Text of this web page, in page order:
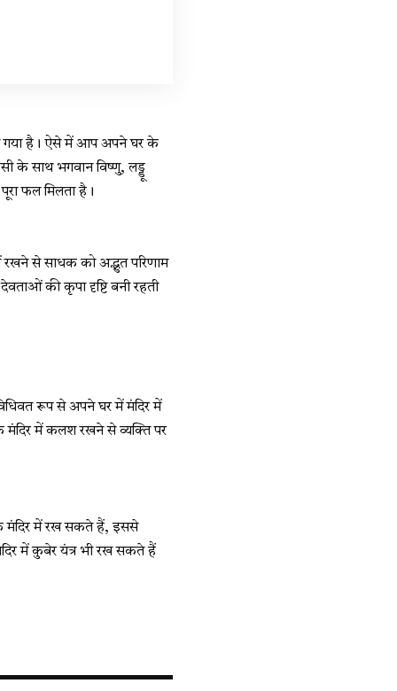
गया है। ऐसे में आप अपने घर के
के साथ भगवान विष्णु, लड्डू
फल मिलता है।
रखने से साधक को अद्भुत परिणाम
की कृपा दृष्टि बनी रहती
रूप से अपने घर में मंदिर में
में कलश रखने से व्यक्ति पर
के मंदिर में रख सकते हैं, इससे
में कुबेर यंत्र भी रख सकते हैं